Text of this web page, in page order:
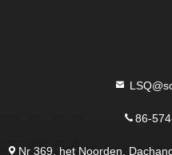
86-
Nr 369, het Noorden,